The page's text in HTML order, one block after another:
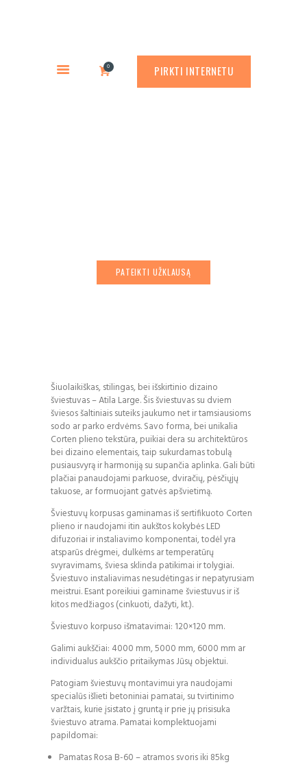
0 PIRKTI INTERNETU
Rusty.lt
PREKYBA CORTEN PLIENU
GAMINIAI
RŪDINIMO PRIEMONĖS
PATEIKTI UŽKLAUSĄ
Šiuolaikiškas, stilingas, bei išskirtinio dizaino
šviestuvas – Atila Large. Šis šviestuvas su dviem
šviesos šaltiniais suteiks jaukumo net ir tamsiausioms
sodo ar parko erdvėms. Savo forma, bei unikalia
Corten plieno tekstūra, puikiai dera su architektūros
bei dizaino elementais, taip sukurdamas tobulą
pusiausvyrą ir harmoniją su supančia aplinka. Gali būti
plačiai panaudojami parkuose, dviračių, pėsčiųjų
takuose, ar formuojant gatvės apšvietimą.
Šviestuvų korpusas gaminamas iš sertifikuoto Corten
plieno ir naudojami itin aukštos kokybės LED
difuzoriai ir instaliavimo komponentai, todėl yra
atsparūs drėgmei, dulkėms ar temperatūrų
svyravimams, šviesa sklinda patikimai ir tolygiai.
Šviestuvo instaliavimas nesudėtingas ir nepatyrusiam
meistrui. Esant poreikiui gaminame šviestuvus ir iš
kitos medžiagos (cinkuoti, dažyti, kt.).
Šviestuvo korpuso išmatavimai: 120×120 mm.
Galimi aukščiai: 4000 mm, 5000 mm, 6000 mm ar
individualus aukščio pritaikymas Jūsų objektui.
Patogiam šviestuvų montavimui yra naudojami
specialūs išlieti betoniniai pamatai, su tvirtinimo
varžtais, kurie įsistato į gruntą ir prie jų prisisuka
šviestuvo atrama. Pamatai komplektuojami
papildomai:
Pamatas Rosa B-60 – atramos svoris iki 85kg